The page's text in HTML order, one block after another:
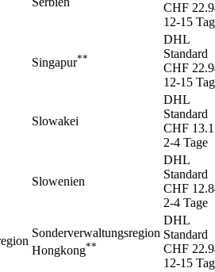
CHF
12-15
Singapur**
DHL
Standard
CHF
12-15
Slowakei
DHL
Standard
CHF
2-4 Tage
Slowenien
DHL
Standard
CHF
2-4 Tage
Sonderverwaltungsregion
Hongkong**
DHL
Standard
CHF
12-15